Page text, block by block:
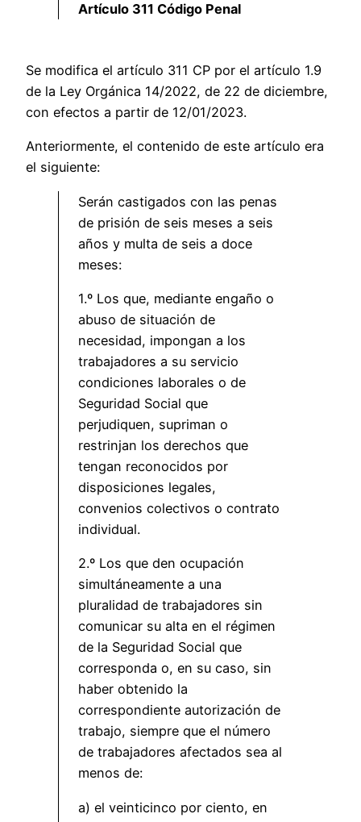
Artículo 311 Código Penal
Se modifica el artículo 311 CP por el artículo 1.9
de la Ley Orgánica 14/2022, de 22 de diciembre,
con efectos a partir de 12/01/2023.
Anteriormente, el contenido de este artículo era
el siguiente:
Serán castigados con las penas
de prisión de seis meses a seis
años y multa de seis a doce
meses:
1.º Los que, mediante engaño o
abuso de situación de
necesidad, impongan a los
trabajadores a su servicio
condiciones laborales o de
Seguridad Social que
perjudiquen, supriman o
restrinjan los derechos que
tengan reconocidos por
disposiciones legales,
convenios colectivos o contrato
individual.
2.º Los que den ocupación
simultáneamente a una
pluralidad de trabajadores sin
comunicar su alta en el régimen
de la Seguridad Social que
corresponda o, en su caso, sin
haber obtenido la
correspondiente autorización de
trabajo, siempre que el número
de trabajadores afectados sea al
menos de:
a) el veinticinco por ciento, en